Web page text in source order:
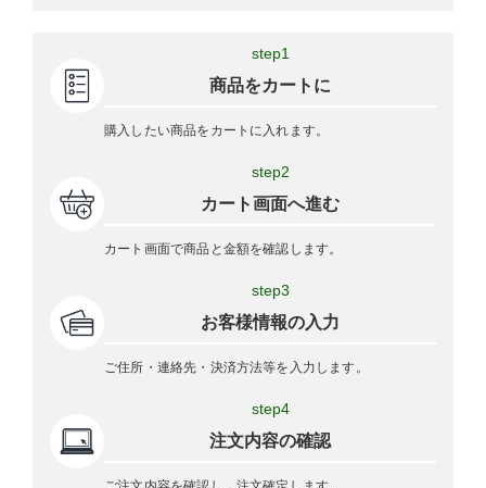
step1
商品をカートに
購入したい商品をカートに入れます。
step2
カート画面へ進む
カート画面で商品と金額を確認します。
step3
お客様情報の入力
ご住所・連絡先・決済方法等を入力します。
step4
注文内容の確認